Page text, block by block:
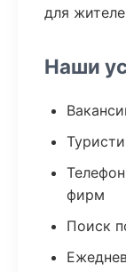
для
Наши
фирм
Поиск